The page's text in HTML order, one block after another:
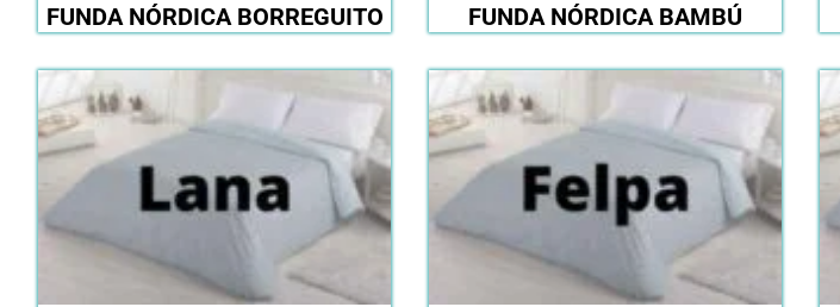
FUNDA NÓRDICA BORREGUITO FUNDA NÓRDICA BAMBÚ